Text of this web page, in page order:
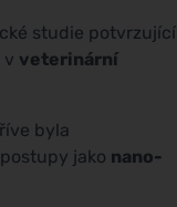
studie potvrzující
v veterinární
byla
jako nano-